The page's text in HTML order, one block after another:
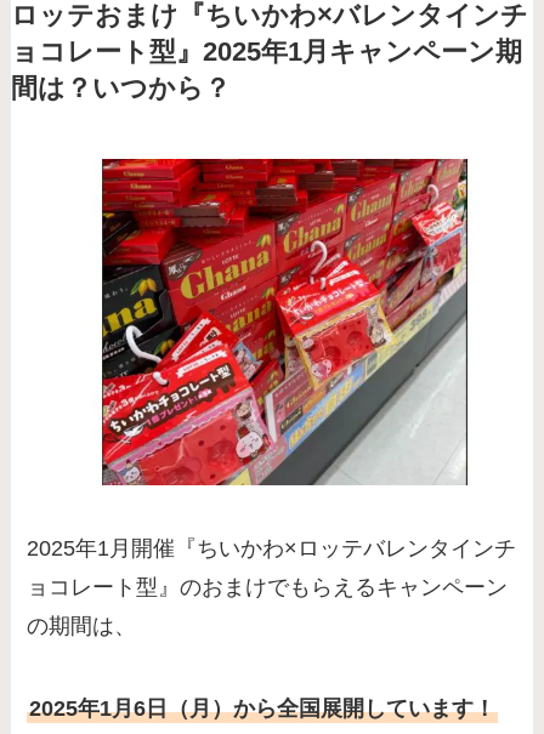
ロッテおまけ『ちいかわ×バレンタインチ
ョコレート型』2025年1月キャンペーン期
間は？いつから？
2025年1月開催『ちいかわ×ロッテバレンタインチ
ョコレート型』のおまけでもらえるキャンペーン
の期間は、
2025年1月6日（月）から全国展開しています！